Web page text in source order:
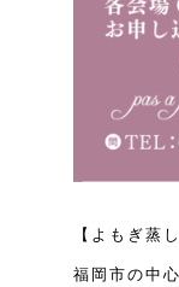
【よもぎ
福岡市の中